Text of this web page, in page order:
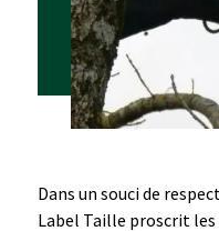
Dans un souci de
Label Taille proscrit les